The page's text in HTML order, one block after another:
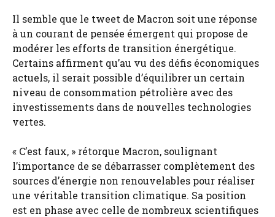
Il semble que le tweet de Macron soit une réponse
à un courant de pensée émergent qui propose de
modérer les efforts de transition énergétique.
Certains affirment qu’au vu des défis économiques
actuels, il serait possible d’équilibrer un certain
niveau de consommation pétrolière avec des
investissements dans de nouvelles technologies
vertes.
« C’est faux, » rétorque Macron, soulignant
l’importance de se débarrasser complètement des
sources d’énergie non renouvelables pour réaliser
une véritable transition climatique. Sa position
est en phase avec celle de nombreux scientifiques